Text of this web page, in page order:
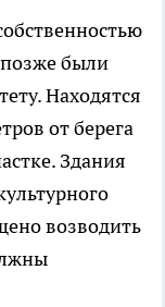
были
Находятся
от берега
Здания
возводить